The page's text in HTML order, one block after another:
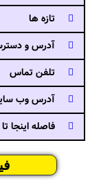
تازه ها
آدرس و
تلفن تماس
آدرس وب
فاصله اینجا